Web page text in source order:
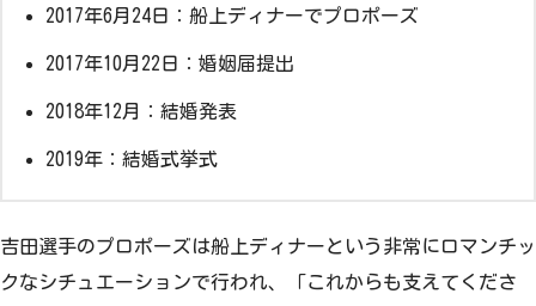
2017年6月24日：船上ディナーでプロポーズ
2017年10月22日：婚姻届提出
2018年12月：結婚発表
2019年：結婚式挙式
吉田選手のプロポーズは船上ディナーという非常にロマンチッ
クなシチュエーションで行われ、「これからも支えてくださ